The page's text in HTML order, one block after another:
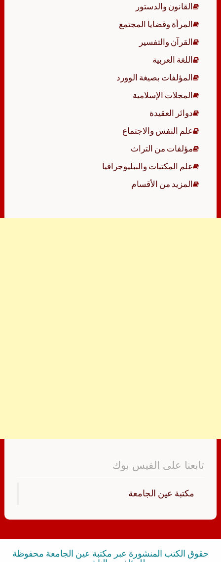
القانون والدستور
المرأة وقضايا المجتمع
القرآن والتفسير
اللغة العربية
المؤلفات بصيغة الوورد
المجلات الإسلامية
دوائر العقيدة
علم النفس والاجتماع
مؤلفات من التراث
علم المكتبات والببليوجرافيا
المزيد من الأقسام
تابعنا على الفيس بوك
‏مكتبة عين الجامعة‏
حقوق الكتب المنشورة عبر مكتبة عين الجامعة محفوظة